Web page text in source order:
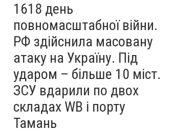
1618 день
повномасштабної війни.
РФ здійснила масовану
атаку на Україну. Під
ударом – більше 10 міст.
ЗСУ вдарили по двох
складах WB і порту
Тамань